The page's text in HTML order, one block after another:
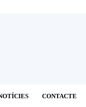
CONTACTE